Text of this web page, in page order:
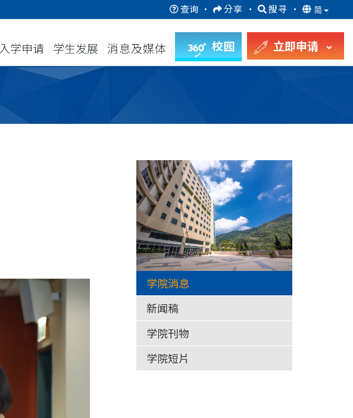
查询 · 分享 · 搜寻 · 简
入学申请 学生发展 消息及媒体 校园 立即申请
学院消息
新闻稿
学院刊物
学院短片